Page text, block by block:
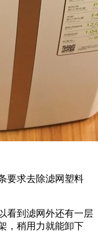
要求去除滤网塑料
看到滤网外还有一层
，稍用力就能卸下